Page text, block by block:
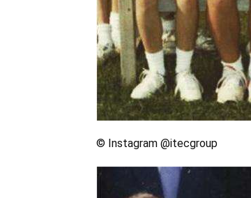
© Instagram @itecgroup